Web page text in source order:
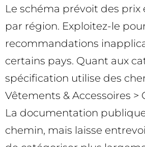
Le schéma prévoit des
par région. Exploitez-le
recommandations
certains pays. Quant aux
spécification utilise des
Vêtements & Accessoires >
La documentation
chemin, mais laisse